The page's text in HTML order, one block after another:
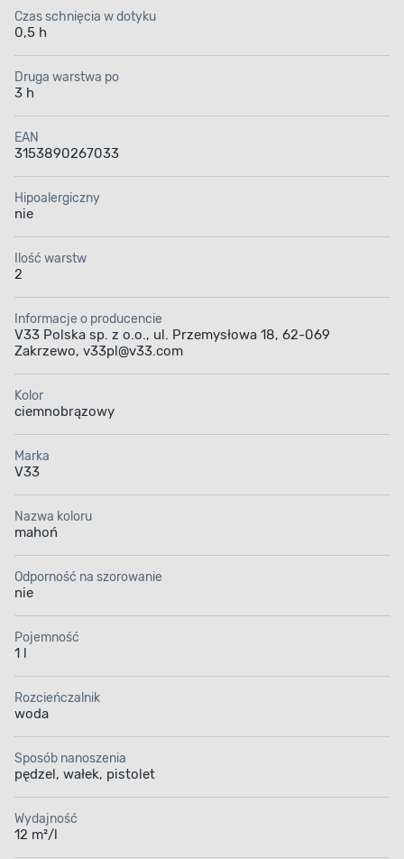
Czas schnięcia w dotyku
0,5 h
Druga warstwa po
3 h
EAN
3153890267033
Hipoalergiczny
nie
Ilość warstw
2
Informacje o producencie
V33 Polska sp. z o.o., ul. Przemysłowa 18, 62-069
Zakrzewo, v33pl@v33.com
Kolor
ciemnobrązowy
Marka
V33
Nazwa koloru
mahoń
Odporność na szorowanie
nie
Pojemność
1 l
Rozcieńczalnik
woda
Sposób nanoszenia
pędzel, wałek, pistolet
Wydajność
12 m²/l